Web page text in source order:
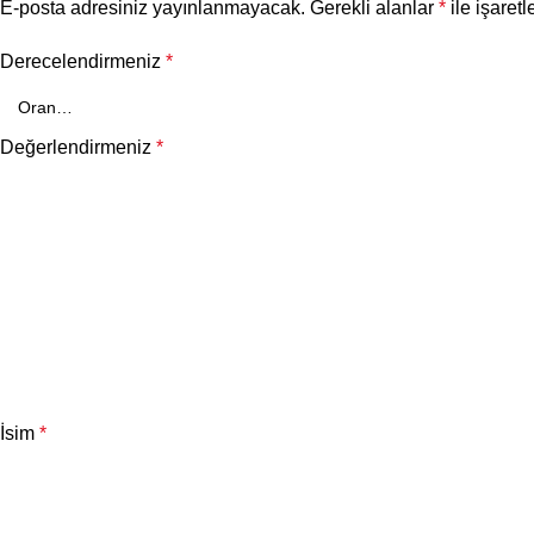
E-posta adresiniz yayınlanmayacak. Gerekli alanlar * ile
Derecelendirmeniz *
Değerlendirmeniz *
İsim *